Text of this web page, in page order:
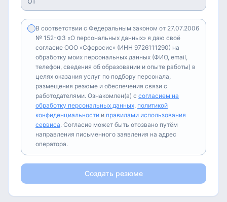
В соответствии с Федеральным законом от 27.07.2006
№ 152-ФЗ «О персональных данных» я даю своё
согласие ООО «Сферосис» (ИНН 9726111290) на
обработку моих персональных данных (ФИО, email,
телефон, сведения об образовании и опыте работы) в
целях оказания услуг по подбору персонала,
размещения резюме и обеспечения связи с
работодателями. Ознакомлен(а) с согласием на
обработку персональных данных, политикой
конфиденциальности и правилами использования
сервиса. Согласие может быть отозвано путём
направления письменного заявления на адрес
оператора.
Создать резюме